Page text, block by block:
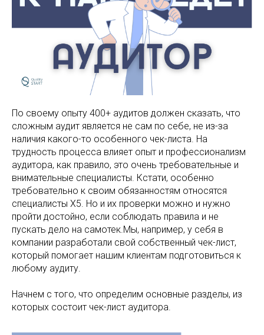
По своему опыту 400+ аудитов должен сказать, что
сложным аудит является не сам по себе, не из-за
наличия какого-то особенного чек-листа. На
трудность процесса влияет опыт и профессионализм
аудитора, как правило, это очень требовательные и
внимательные специалисты. Кстати, особенно
требовательно к своим обязанностям относятся
специалисты Х5. Но и их проверки можно и нужно
пройти достойно, если соблюдать правила и не
пускать дело на самотек.Мы, например, у себя в
компании разработали свой собственный чек-лист,
который помогает нашим клиентам подготовиться к
любому аудиту.
Начнем с того, что определим основные разделы, из
которых состоит чек-лист аудитора.